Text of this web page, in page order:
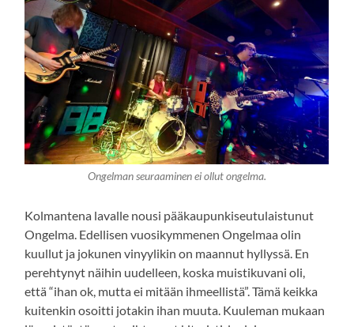
Ongelman seuraaminen ei ollut ongelma.
Kolmantena lavalle nousi pääkaupunkiseutulaistunut
Ongelma. Edellisen vuosikymmenen Ongelmaa olin
kuullut ja jokunen vinyylikin on maannut hyllyssä. En
perehtynyt näihin uudelleen, koska muistikuvani oli,
että “ihan ok, mutta ei mitään ihmeellistä”. Tämä keikka
kuitenkin osoitti jotakin ihan muuta. Kuuleman mukaan